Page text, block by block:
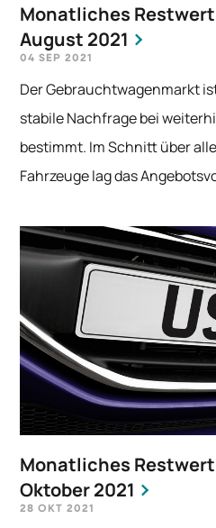
Monatliches
August 2021
04 SEP 2021
Der Gebrauchtwagenmarkt
stabile Nachfrage bei
bestimmt. Im Schnitt über
Fahrzeuge lag das
Monatliches
Oktober 2021
28 OKT 2021